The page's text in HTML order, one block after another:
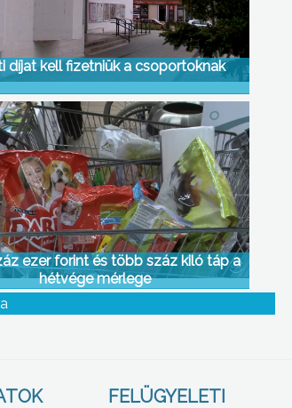
díjat kell fizetniük a csoportoknak
ezer forint és több száz kiló táp a
hétvége mérlege
FELÜGYELETI